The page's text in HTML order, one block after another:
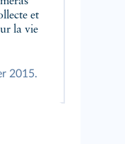
et
la vie
2015.